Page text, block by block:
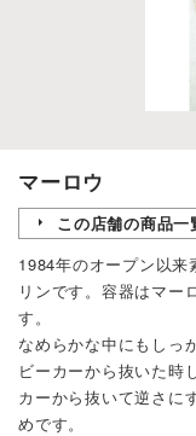
マーロウ
この店舗の商品一
1984年のオープン以
リンです。容器はマー
す。
なめらかな中にもしっ
ビーカーから抜いた時
カーから抜いて逆さに
めです。